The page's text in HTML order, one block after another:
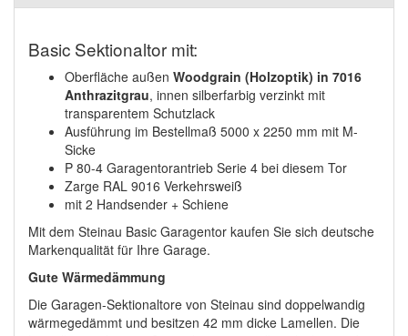
Basic Sektionaltor mit:
Oberfläche außen Woodgrain (Holzoptik) in 7016
Anthrazitgrau, innen silberfarbig verzinkt mit
transparentem Schutzlack
Ausführung im Bestellmaß 5000 x 2250 mm mit M-
Sicke
P 80-4 Garagentorantrieb Serie 4 bei diesem Tor
Zarge RAL 9016 Verkehrsweiß
mit 2 Handsender + Schiene
Mit dem Steinau Basic Garagentor kaufen Sie sich deutsche
Markenqualität für Ihre Garage.
Gute Wärmedämmung
Die Garagen-Sektionaltore von Steinau sind doppelwandig
wärmegedämmt und besitzen 42 mm dicke Lamellen. Die